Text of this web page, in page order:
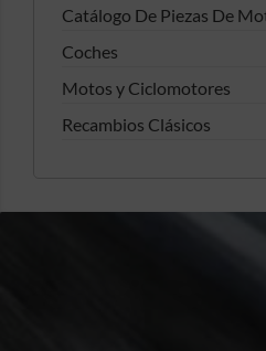
Catálogo De Piezas De
Coches
Motos y Ciclomotores
Recambios Clásicos